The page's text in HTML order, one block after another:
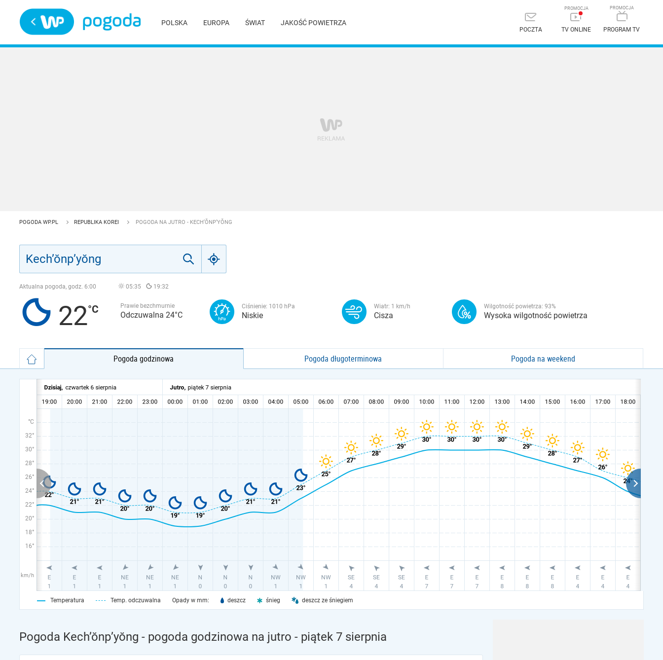
POLSKA EUROPA ŚWIAT JAKOŚĆ POWIETRZA
POCZTA TV ONLINE PROGRAM TV
POGODA WP.PL REPUBLIKA KOREI POGODA NA JUTRO - KECH’ŎNP’YŎNG
Aktualna pogoda, godz. 6:00 05:35 19:32
22 Prawie bezchmurnie
Odczuwalna 24°C
Ciśnienie: 1010 hPa
Niskie
Wiatr: 1 km/h
Cisza
Wilgotność powietrza: 93%
Wysoka wilgotność powietrza
Pogoda godzinowa Pogoda długoterminowa Pogoda na weekend
°C
32°
30°
28°
26°
24°
22°
20°
18°
16°
km/h
Temperatura Temp. odczuwalna Opady w mm: deszcz śnieg deszcz ze śniegiem
Pogoda Kech’ŏnp’yŏng - pogoda godzinowa na jutro - piątek 7 sierpnia